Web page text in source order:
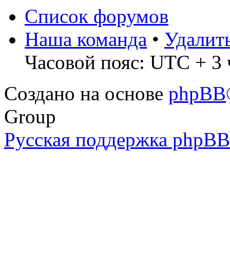
Список форумов
Наша команда •
Часовой пояс: UTC + 3
Создано на основе phpBB
Group
Русская поддержка phpBB